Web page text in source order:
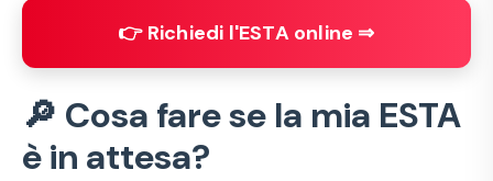
👉 Richiedi l'ESTA online ⇒
🔎 Cosa fare se la mia ESTA
è in attesa?